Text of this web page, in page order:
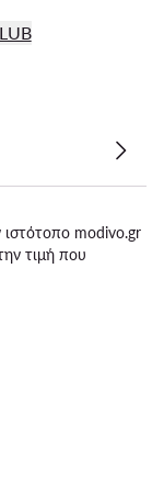
modivo.gr
τιμή που